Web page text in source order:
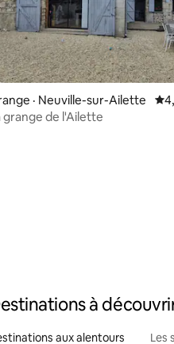
· Neuville-sur-Ailette
grange de l'Ailette
à
aux alentours Les